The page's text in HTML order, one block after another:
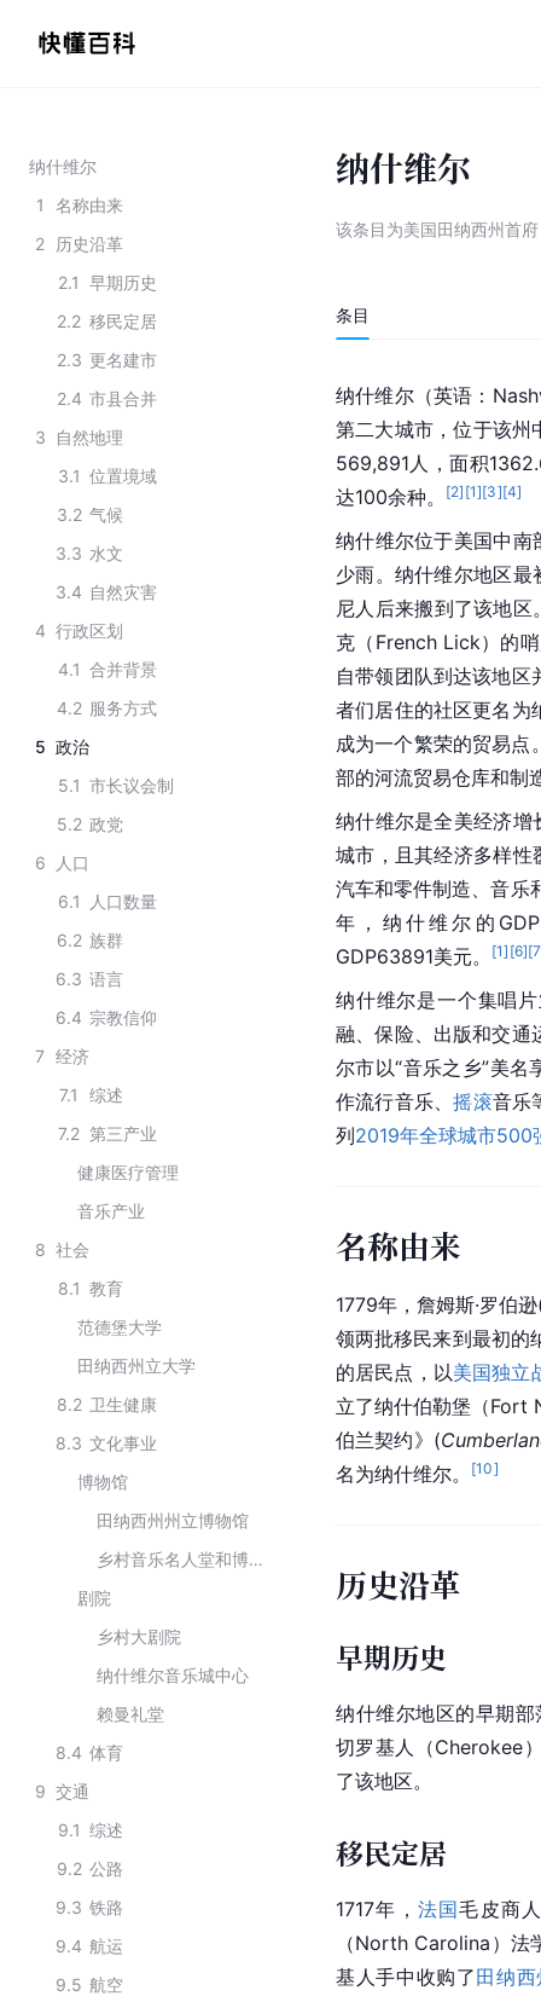
纳什维尔
1
名称由来
2
历史沿革
2.1 早期历史
2.2 移民定居
2.3 更名建市
2.4 市县合并
3
自然地理
3.1 位置境域
3.2 气候
3.3 水文
3.4 自然灾害
4 行政区划
4.1 合并背景
4.2 服务方式
5 政治
5.1 市长议会制
5.2 政党
6
人口
6.1
人口数量
6.2 族群
6.3 语言
6.4 宗教信仰
7 经济
7.1
综述
7.2 第三产业
健康医疗管理
音乐产业
8 社会
8.1 教育
范德堡大学
田纳西州立大学
8.2 卫生健康
8.3 文化事业
博物馆
田纳西州州立博物馆
乡村音乐名人堂和博物馆
剧院
乡村大剧院
纳什维尔音乐城中心
赖曼礼堂
8.4 体育
9 交通
9.1 综述
9.2 公路
9.3 铁路
9.4 航运
9.5 航空
纳什维尔
该条目为美国田纳西州首府
条目
纳什维尔（英语：
第二大城市，位于该
569,891人，面积
达100余种。
[2] [1][3][4]
纳什维尔位于美国中南
少雨。纳什维尔地区最
尼人后来搬到了该地区
克（French Lick）的
自带领团队到达该地
者们居住的社区更名为
成为一个繁荣的贸易
部的河流贸易仓库和制
纳什维尔是全美经济增
城市，且其经济多样性
汽车和零件制造、音乐
年，纳什维尔的
GDP63891美元。
[1] [6][7
纳什维尔是一个集唱
融、保险、出版和交通
尔市以“音乐之乡”美
作流行音乐、摇滚音乐
列2019年全球城市500
名称由来
1779年，詹姆斯·罗伯
领两批移民来到最初的
的居民点，以美国独立
立了纳什伯勒堡（Fort
伯兰契约》(
名为纳什维尔。
[10]
历史沿革
早期历史
纳什维尔地区的早期部
切罗基人（Cherokee
了该地区。
移民定居
1717年， 法国毛皮商
（North Carolina）
基人手中收购了田纳西